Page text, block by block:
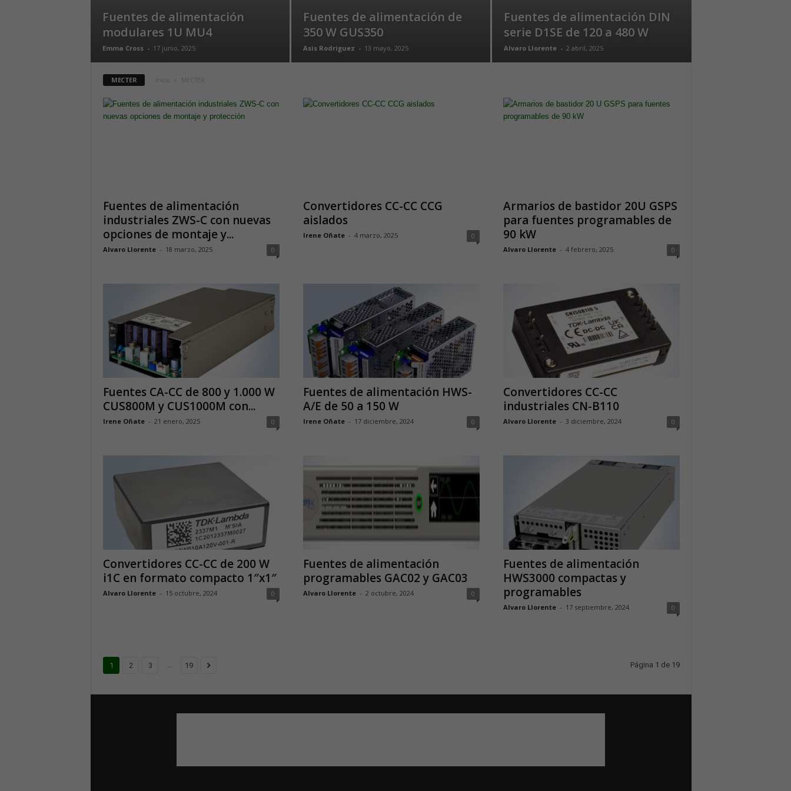
Fuentes de alimentación
modulares 1U MU4
Emma Cross - 17 junio, 2025
Fuentes de alimentación de
350 W GUS350
Asis Rodriguez - 13 mayo, 2025
Fuentes de alimentación DIN
serie D1SE de 120 a 480 W
Alvaro Llorente - 2 abril, 2025
MECTER MECTER
Fuentes de alimentación
industriales ZWS-C con nuevas
opciones de montaje y...
Alvaro Llorente - 18 marzo, 2025 0
Convertidores CC-CC CCG
aislados
Irene Oñate - 4 marzo, 2025 0
Armarios de bastidor 20U GSPS
para fuentes programables de
90 kW
Alvaro Llorente - 4 febrero, 2025 0
Fuentes CA-CC de 800 y 1.000 W
CUS800M y CUS1000M con...
Irene Oñate - 21 enero, 2025 0
Fuentes de alimentación HWS-
A/E de 50 a 150 W
Irene Oñate - 17 diciembre, 2024 0
Convertidores CC-CC
industriales CN-B110
Alvaro Llorente - 3 diciembre, 2024 0
Convertidores CC-CC de 200 W
i1C en formato compacto 1″x1″
Alvaro Llorente - 15 octubre, 2024 0
Fuentes de alimentación
programables GAC02 y GAC03
Alvaro Llorente - 2 octubre, 2024 0
Fuentes de alimentación
HWS3000 compactas y
programables
Alvaro Llorente - 17 septiembre, 2024 0
1 2 3 ... 19 Página 1 de 19